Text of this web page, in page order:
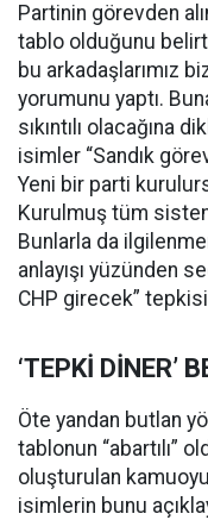
Partinin görevden
tablo olduğunu
bu arkadaşlarımız
yorumunu yaptı.
sıkıntılı olacağına
isimler “Sandık
Yeni bir parti
Kurulmuş tüm
Bunlarla da
anlayışı yüzünden
CHP girecek”
‘TEPKİ DİNER’
Öte yandan butlan
tablonun “abartılı”
oluşturulan
isimlerin bunu